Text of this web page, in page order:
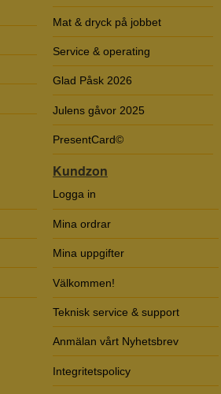
Mat & dryck på jobbet
Service & operating
Glad Påsk 2026
Julens gåvor 2025
PresentCard©
Kundzon
Logga in
Mina ordrar
Mina uppgifter
Välkommen!
Teknisk service & support
Anmälan vårt Nyhetsbrev
Integritetspolicy